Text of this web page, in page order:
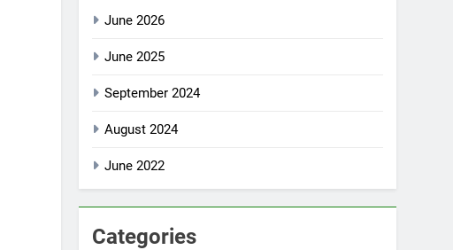
June 2026
June 2025
September 2024
August 2024
June 2022
Categories